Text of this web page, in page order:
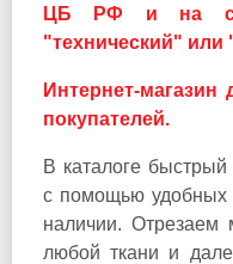
ЦБ РФ и на
"технический" или
Интернет-
покупателей.
В каталоге
с помощью удобных
наличии. Отрезаем
любой ткани и